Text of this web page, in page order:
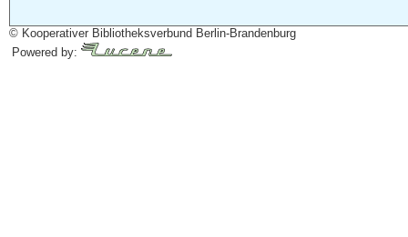
© Kooperativer Bibliotheksverbund Berlin-Brandenburg
Powered by: